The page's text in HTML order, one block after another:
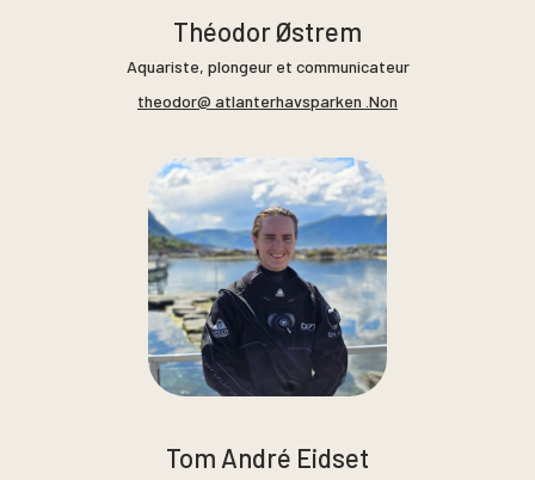
Théodor Østrem
Aquariste, plongeur et communicateur
theodor@ atlanterhavsparken .Non
Tom André Eidset